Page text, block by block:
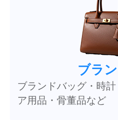
ブラ
ブランドバッグ・時
ア用品・骨董品など